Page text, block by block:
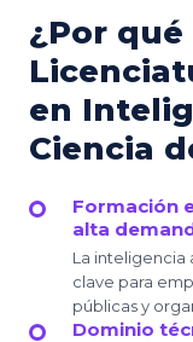
¿Por
en
Ciencia
Formación
alta
La inteligencia
clave para
públicas y
Dominio